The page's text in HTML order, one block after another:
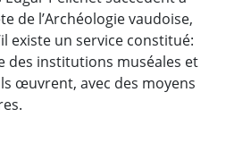
de l’Archéologie vaudoise,
existe un service constitué:
des institutions muséales et
œuvrent, avec des moyens